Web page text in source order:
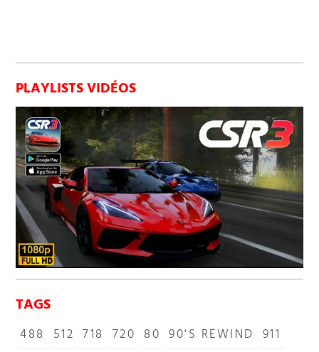
PLAYLISTS VIDÉOS
TAGS
488 512 718 720 80 90'S REWIND 911